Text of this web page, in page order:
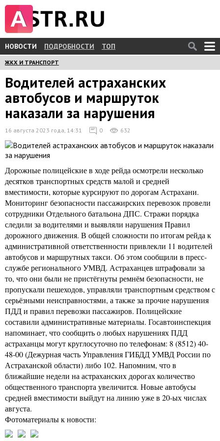
НОВОСТИ ПОДРОБНОСТИ ТОП
ЖКХ И ТРАНСПОРТ
Водителей астраханских
автобусов и маршруток
наказали за нарушения
16 августа 2023 года, 14:31 0 632
Дорожные полицейские в ходе рейда осмотрели несколько
десятков транспортных средств малой и средней
вместимости, которые курсируют по дорогам Астрахани.
Мониторинг безопасности пассажирских перевозок провели
сотрудники Отдельного батальона ДПС. Стражи порядка
следили за водителями и выявляли нарушения Правил
дорожного движения. В общей сложности по итогам рейда к
административной ответственности привлекли 11 водителей
автобусов и маршрутных такси. Об этом сообщили в пресс-
службе регионального УМВД. Астраханцев штрафовали за
то, что они были не пристёгнуты ремнём безопасности, не
пропускали пешеходов, управляли транспортным средством с
серьёзными неисправностями, а также за прочие нарушения
ПДД и правил перевозки пассажиров. Полицейские
составили административные материалы. Госавтоинспекция
напоминает, что сообщить о любых нарушениях ПДД
астраханцы могут круглосуточно по телефонам: 8 (8512) 40‐
48‐00 (Дежурная часть Управления ГИБДД УМВД России по
Астраханской области) либо 102. Напомним, что в
ближайшие недели на астраханских дорогах количество
общественного транспорта увеличится. Новые автобусы
средней вместимости выйдут на линию уже в 20-ых числах
августа.
Фотоматериалы к новости: